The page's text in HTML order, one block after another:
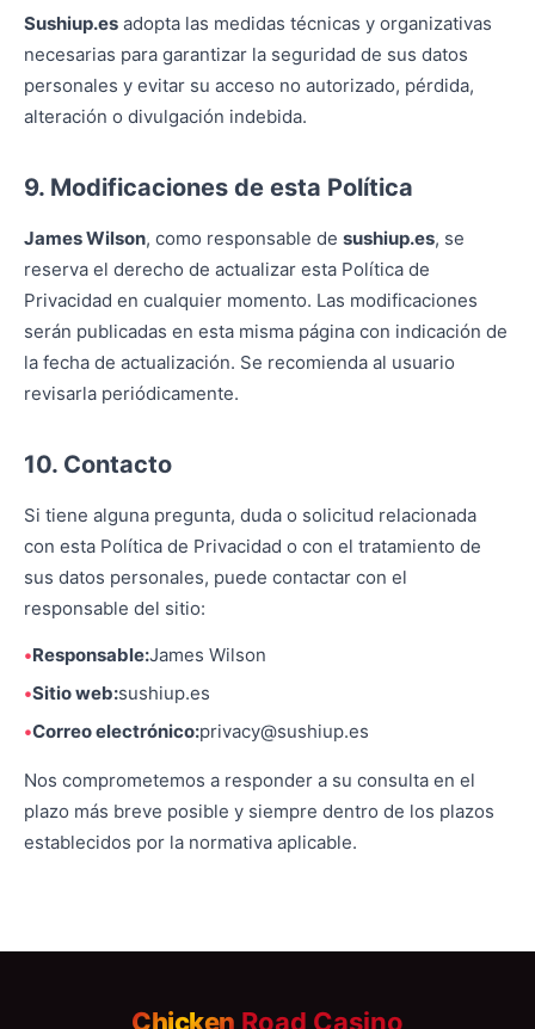
Sushiup.es adopta las medidas técnicas y organizativas
necesarias para garantizar la seguridad de sus datos
personales y evitar su acceso no autorizado, pérdida,
alteración o divulgación indebida.
9. Modificaciones de esta Política
James Wilson, como responsable de sushiup.es, se
reserva el derecho de actualizar esta Política de
Privacidad en cualquier momento. Las modificaciones
serán publicadas en esta misma página con indicación de
la fecha de actualización. Se recomienda al usuario
revisarla periódicamente.
10. Contacto
Si tiene alguna pregunta, duda o solicitud relacionada
con esta Política de Privacidad o con el tratamiento de
sus datos personales, puede contactar con el
responsable del sitio:
Responsable:James Wilson
Sitio web:sushiup.es
Correo electrónico:privacy@sushiup.es
Nos comprometemos a responder a su consulta en el
plazo más breve posible y siempre dentro de los plazos
establecidos por la normativa aplicable.
Chicken Road Casino